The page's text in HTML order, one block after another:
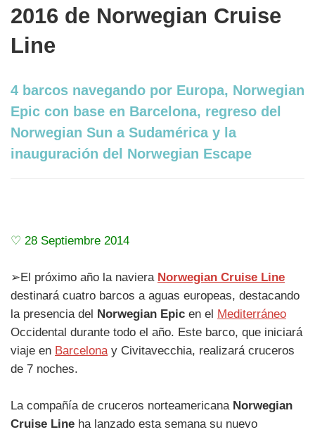
2016 de Norwegian Cruise
Line
4 barcos navegando por Europa, Norwegian
Epic con base en Barcelona, regreso del
Norwegian Sun a Sudamérica y la
inauguración del Norwegian Escape
♡ 28 Septiembre 2014
➢El próximo año la naviera Norwegian Cruise Line
destinará cuatro barcos a aguas europeas, destacando
la presencia del
Norwegian Epic en el Mediterráneo
Occidental durante todo el año. Este barco, que iniciará
viaje en Barcelonay Civitavecchia, realizará cruceros
de 7 noches.
La compañía de cruceros norteamericana Norwegian
Cruise Line ha lanzado esta semana su nuevo